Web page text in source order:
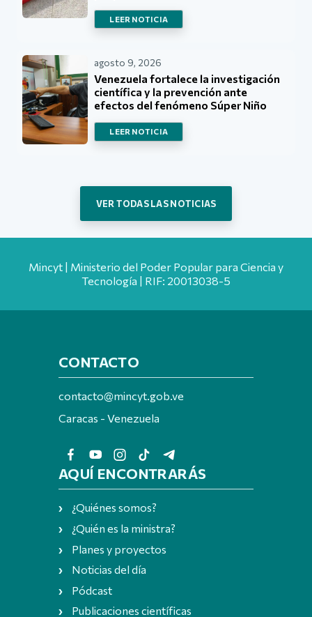
LEER NOTICIA
agosto 9, 2026
Venezuela fortalece la investigación
científica y la prevención ante
efectos del fenómeno Súper Niño
LEER NOTICIA
VER TODAS LAS NOTICIAS
Mincyt | Ministerio del Poder Popular para Ciencia y
Tecnología | RIF: 20013038-5
CONTACTO
contacto@mincyt.gob.ve
Caracas - Venezuela
AQUÍ ENCONTRARÁS
¿Quiénes somos?
¿Quién es la ministra?
Planes y proyectos
Noticias del día
Pódcast
Publicaciones científicas